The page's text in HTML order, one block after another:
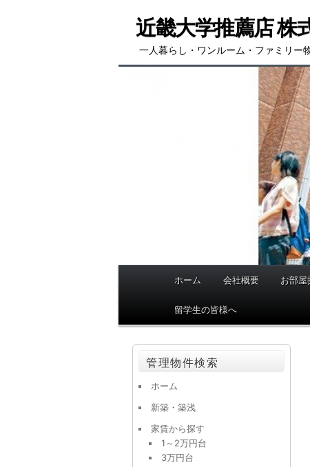
近畿大学推薦店 株
一人暮らし・ワンルーム・ファミリー
メ
ホーム 会社概要 お部屋
留学生の皆様へ
管理物件検索
ホーム
新築・築浅
家賃から探す
1～2万円台
3万円台